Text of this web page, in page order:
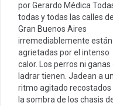
por Gerardo Médica
todas y todas las calles del
Gran Buenos Aires
irremediablemente están
agrietadas por el intenso
calor. Los perros ni ganas
ladrar tienen. Jadean a un
ritmo agitado recostados
la sombra de los chasis